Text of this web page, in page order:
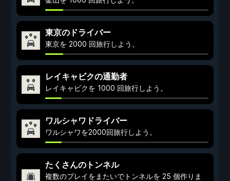
東京のドライバー
東京を 2000 回旅行しよう。
レイキャビクの通勤者
レイキャビクを 1000 回旅行しよう。
ワルシャワドライバー
ワルシャワを2000回旅行しよう。
たくさんのトンネル
複数のプレイをまたいでトンネルを 25 個作りま